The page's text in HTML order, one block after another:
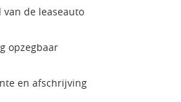
de leaseauto
opzegbaar
en afschrijving